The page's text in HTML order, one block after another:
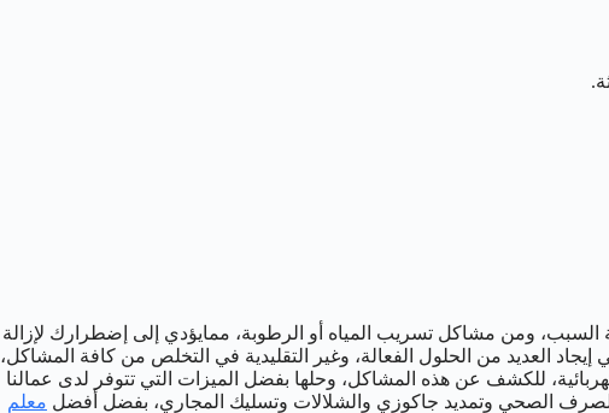
ومن مشاكل تسريب المياه أو الرطوبة، ممايؤدي إلى إضطرارك لإزالة
العديد من الحلول الفعالة، وغير التقليدية في التخلص من كافة المشاكل،
للكشف عن هذه المشاكل، وحلها بفضل الميزات التي تتوفر لدى عمالنا
الصرف الصحي وتمديد جاكوزي والشلالات وتسليك المجاري، بفضل أفضل معلم